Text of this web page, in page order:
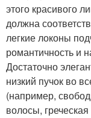
этого красивого
должна
легкие локоны
романтичность и
Достаточно
низкий пучок во
(например,
волосы,